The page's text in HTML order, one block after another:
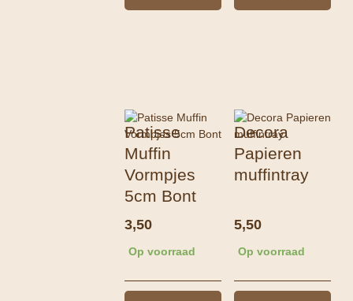
Patisse
Muffin
Vormpjes
5cm Bont
3,50
Op voorraad
Decora
Papieren
muffintray
5,50
Op voorraad